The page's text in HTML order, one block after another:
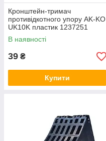
Кронштейн-тримач
противідкотного упору AK-KO
UK10K пластик 1237251
В наявності
39 ₴
Купити